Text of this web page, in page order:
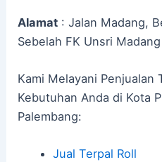
Alamat : Jalan Madang,
Sebelah FK Unsri Madang
Kami Melayani Penjualan
Kebutuhan Anda di Kota
Palembang:
Jual Terpal Roll